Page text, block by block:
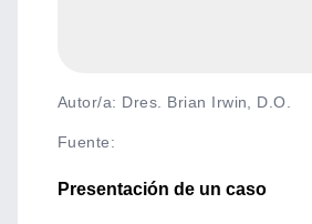
Autor/a: Dres. Brian Irwin, D.O.
Fuente:
Presentación de un caso